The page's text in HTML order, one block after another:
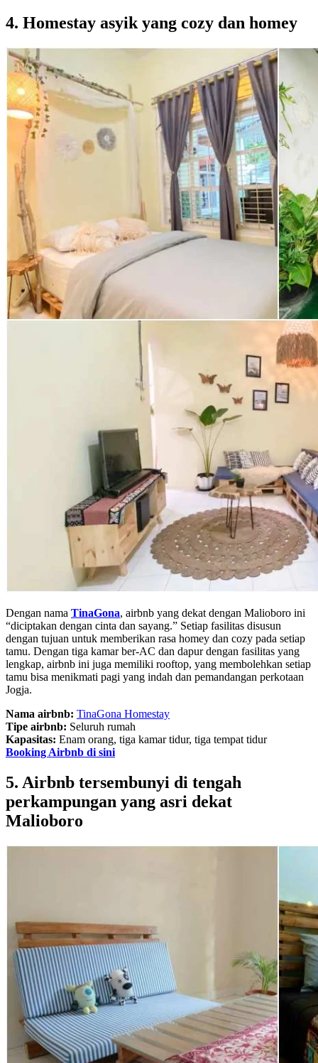
4. Homestay asyik yang cozy dan homey
Dengan nama TinaGona, airbnb yang dekat dengan Malioboro ini
“diciptakan dengan cinta dan sayang.” Setiap fasilitas disusun
dengan tujuan untuk memberikan rasa homey dan cozy pada setiap
tamu. Dengan tiga kamar ber-AC dan dapur dengan fasilitas yang
lengkap, airbnb ini juga memiliki rooftop, yang membolehkan setiap
tamu bisa menikmati pagi yang indah dan pemandangan perkotaan
Jogja.
Nama airbnb: TinaGona Homestay
Tipe airbnb: Seluruh rumah
Kapasitas: Enam orang, tiga kamar tidur, tiga tempat tidur
Booking Airbnb di sini
5. Airbnb tersembunyi di tengah
perkampungan yang asri dekat
Malioboro